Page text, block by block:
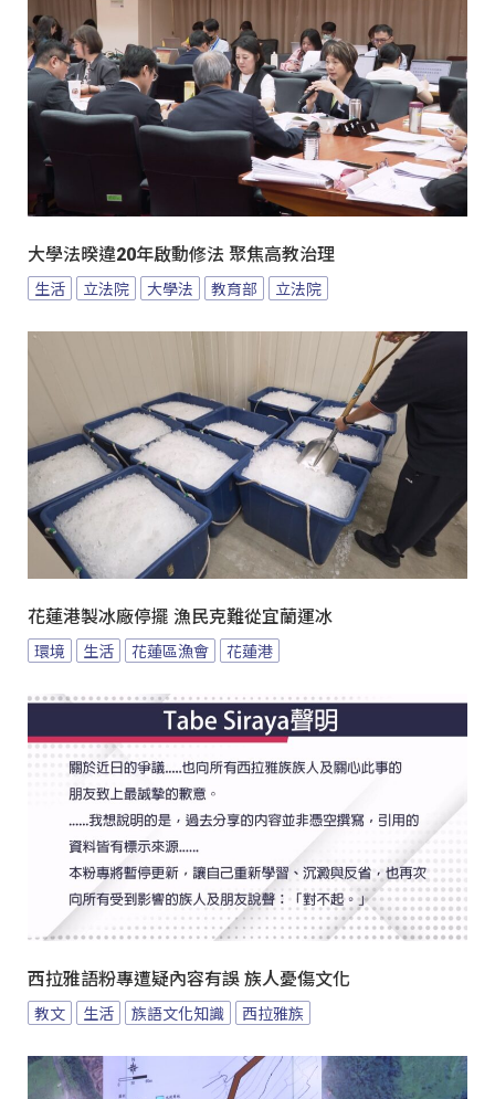
大學法暌違20年啟動修法 聚焦高教治理
生活 立法院 大學法 教育部 立法院
花蓮港製冰廠停擺 漁民克難從宜蘭運冰
環境 生活 花蓮區漁會 花蓮港
西拉雅語粉專遭疑內容有誤 族人憂傷文化
教文 生活 族語文化知識 西拉雅族